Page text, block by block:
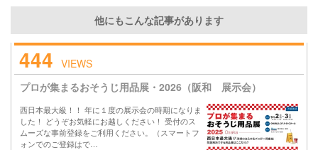
他にもこんな記事があります
444 VIEWS
プロが集まるおそうじ用品展・2026（阪和 展示会）
西日本最大級！！ 年に１度の展示会の時期になりま
した！ どうぞお気軽にお越しください！ 受付のス
ムーズな事前登録をご利用ください。（スマートフ
ォンでのご登録はで…